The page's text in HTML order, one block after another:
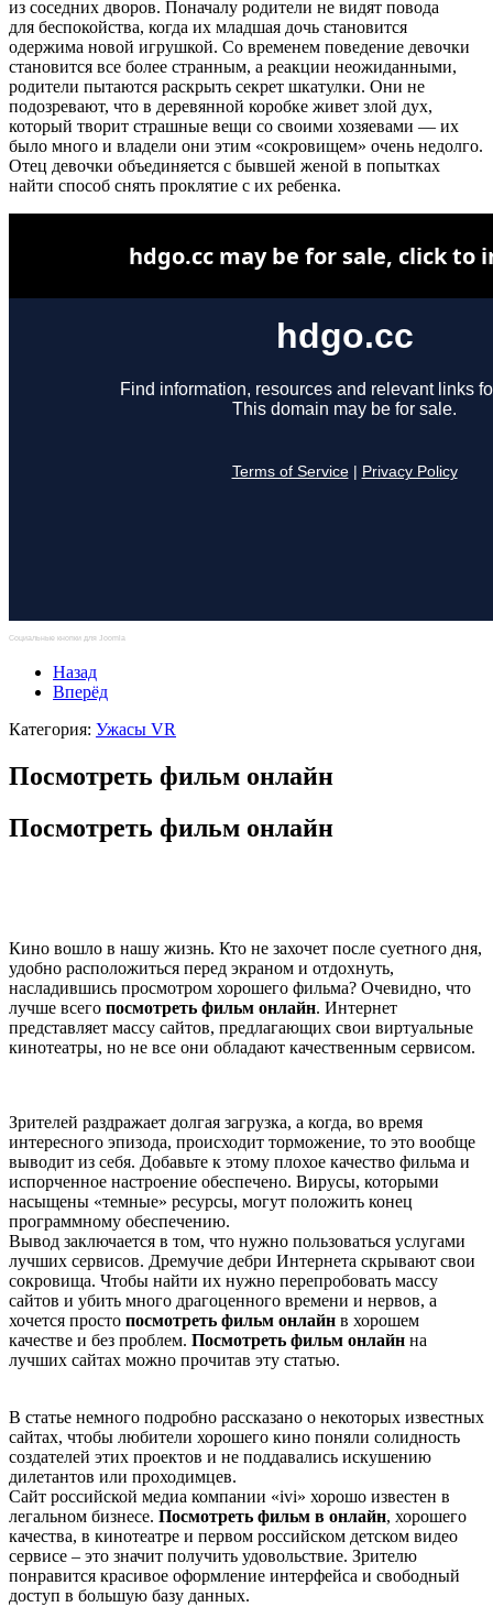
из соседних дворов. Поначалу родители не видят повода
для беспокойства, когда их младшая дочь становится
одержима новой игрушкой. Со временем поведение девочки
становится все более странным, а реакции неожиданными,
родители пытаются раскрыть секрет шкатулки. Они не
подозревают, что в деревянной коробке живет злой дух,
который творит страшные вещи со своими хозяевами — их
было много и владели они этим «сокровищем» очень недолго.
Отец девочки объединяется с бывшей женой в попытках
найти способ снять проклятие с их ребенка.
Социальные кнопки для Joomla
Назад
Вперёд
Категория: Ужасы VR
Посмотреть фильм онлайн
Посмотреть фильм онлайн
Кино вошло в нашу жизнь. Кто не захочет после суетного дня,
удобно расположиться перед экраном и отдохнуть,
насладившись просмотром хорошего фильма? Очевидно, что
лучше всего посмотреть фильм онлайн. Интернет
представляет массу сайтов, предлагающих свои виртуальные
кинотеатры, но не все они обладают качественным сервисом.
Зрителей раздражает долгая загрузка, а когда, во время
интересного эпизода, происходит торможение, то это вообще
выводит из себя. Добавьте к этому плохое качество фильма и
испорченное настроение обеспечено. Вирусы, которыми
насыщены «темные» ресурсы, могут положить конец
программному обеспечению.
Вывод заключается в том, что нужно пользоваться услугами
лучших сервисов. Дремучие дебри Интернета скрывают свои
сокровища. Чтобы найти их нужно перепробовать массу
сайтов и убить много драгоценного времени и нервов, а
хочется просто посмотреть фильм онлайн в хорошем
качестве и без проблем. Посмотреть фильм онлайн на
лучших сайтах можно прочитав эту статью.
В статье немного подробно рассказано о некоторых известных
сайтах, чтобы любители хорошего кино поняли солидность
создателей этих проектов и не поддавались искушению
дилетантов или проходимцев.
Сайт российской медиа компании «ivi» хорошо известен в
легальном бизнесе. Посмотреть фильм в онлайн, хорошего
качества, в кинотеатре и первом российском детском видео
сервисе – это значит получить удовольствие. Зрителю
понравится красивое оформление интерфейса и свободный
доступ в большую базу данных.